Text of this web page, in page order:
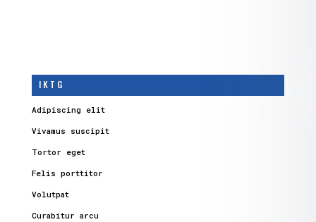
I K T G
Adipiscing elit
Vivamus suscipit
Tortor eget
Felis porttitor
Volutpat
Curabitur arcu